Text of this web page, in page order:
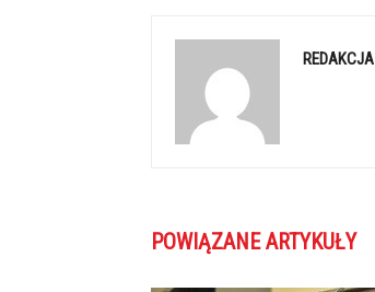
REDAKCJA
POWIĄZANE ARTYKUŁY